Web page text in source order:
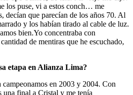
los puse, vi a estos conch… me
decían que parecían de los años 70. Al
y los habían tirado al cable de luz.
bien.Yo concentraba con
de mentiras que he escuchado,
etapa en Alianza Lima?
en 2003 y 2004. Con
una final a Cristal y me tenía